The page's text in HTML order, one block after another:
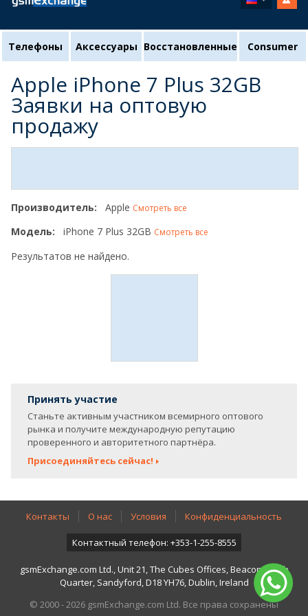
Телефоны Аксессуары Восстановленные Consumer
Apple iPhone 7 Plus 32GB
Заявки на оптовую
продажу
Производитель: Apple Смотреть все
Модель: iPhone 7 Plus 32GB Смотреть все
Результатов не найдено.
Принять участие
Станьте активным участником всемирного оптового
рынка и получите международную репутацию
проверенного и авторитетного партнёра.
Присоединяйтесь сейчас!
Контакты О нас Условия Конфиденциальность
Контактный телефон: +353-1-255-8555
gsmExchange.com Ltd., Unit 21, The Cubes Offices, Beacon South
Quarter, Sandyford, D18 YH76, Dublin, Ireland
© 2000 - 2026 gsmExchange.com Ltd. Все права сохранены